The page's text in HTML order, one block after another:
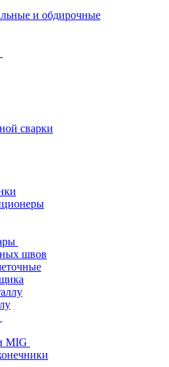
и обдирочные
сварки
швов
MIG